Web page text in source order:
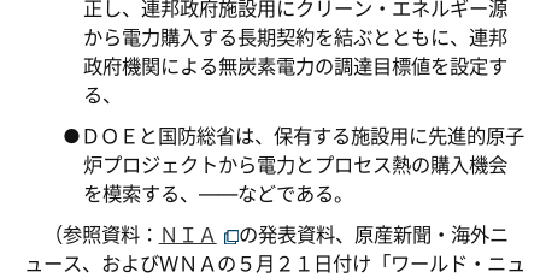
正し、連邦政府施設用にクリーン・エネルギー源
から電力購入する長期契約を結ぶとともに、連邦
政府機関による無炭素電力の調達目標値を設定す
る、
●ＤＯＥと国防総省は、保有する施設用に先進的原子
炉プロジェクトから電力とプロセス熱の購入機会
を模索する、――などである。
（参照資料： ＮＩＡ
の発表資料、原産新聞・海外ニ
ュース、およびＷＮＡの５月２１日付け「ワールド・ニュ